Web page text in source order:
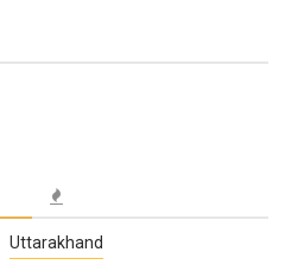
Uttarakhand